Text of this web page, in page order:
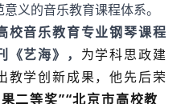
义的音乐教育课程体系。
校音乐教育专业钢琴课程
艺海》， 为学科思政建
教学创新成果，他先后荣
二等奖”“北京市高校教